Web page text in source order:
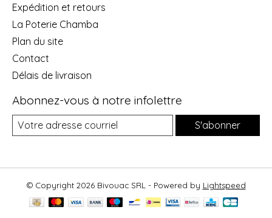
Expédition et retours
La Poterie Chamba
Plan du site
Contact
Délais de livraison
Abonnez-vous à notre infolettre
S'abonner
© Copyright 2026 Bivouac SRL - Powered by Lightspeed